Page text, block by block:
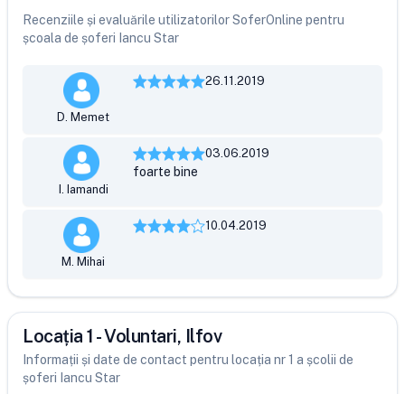
Recenziile și evaluările utilizatorilor SoferOnline pentru
școala de șoferi Iancu Star
D. Memet
26.11.2019
I. Iamandi
03.06.2019
foarte bine
M. Mihai
10.04.2019
Locația 1 - Voluntari, Ilfov
Informații și date de contact pentru locația nr 1 a școlii de
șoferi Iancu Star